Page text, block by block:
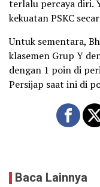
terlalu percaya diri.
kekuatan PSKC
Untuk sementara,
klasemen Grup Y
dengan 1 poin di
Persijap saat ini di
Baca Lainnya